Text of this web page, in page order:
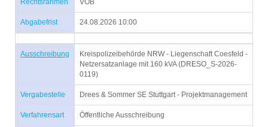
Rechtsrahmen VOB
Abgabefrist 24.08.2026 10:00
Ausschreibung
Kreispolizeibehörde NRW - Liegenschaft Coesfeld -
Netzersatzanlage mit 160 kVA (DRESO_S-2026-
0119)
Vergabestelle Drees & Sommer SE Stuttgart - Projektmanagement
Verfahrensart Öffentliche Ausschreibung